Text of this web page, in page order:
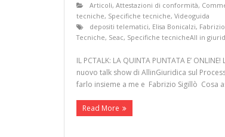
Articoli, Attestazioni di conformità,
tecniche, Specifiche tecniche, Videoguida
depositi telematici, Elisa Bonicalzi,
Tecniche, Seac, Specifiche tecnicheAll in
IL PCTALK: LA QUINTA PUNTATA E’
nuovo talk show di AllinGiuridica sul
farlo insieme a me e Fabrizio Sigillò Cosa
Read More